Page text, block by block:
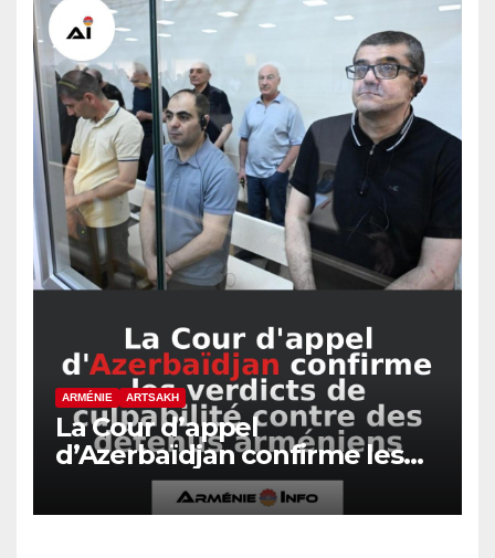
ARMÉNIE ARTSAKH
La Cour d’appel
d’Azerbaïdjan confirme les
verdicts de culpabilité contre
des détenus arméniens